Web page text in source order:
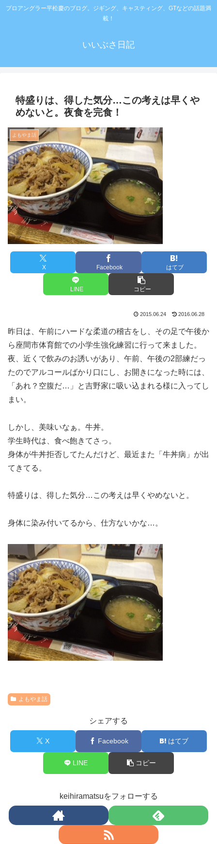
プロアングラー平松慶のブログ。ジギング、キャスティング、GTなどの話題満
載！
いいぶさ日記
特盛りは、得した気分…この考えは早くや
めないと。夜食を完食！
よもやま話
X Facebook はてブ
LINE コピー
2015.06.24 2016.06.28
昨日は、午前にハードな柔道の稽古をし、その足で午後か
ら座間市体育館での小学生強化練習に行って来ました。
夜、近くで飲みのお誘いがあり、午前、午後の2部練だっ
たのでアルコールばかり口にし、お開きになった時には、
「あれ？空腹だ…」と吉野家に吸い込まれる様に入ってし
まい。
しかし、美味いなぁ。牛丼。
学生時代は、食べ飽きてさっ。
身体が牛丼拒否してたんだけど、最近また「牛丼病」が出
てきてる。
特盛りは、得した気分…この考えは早くやめないと。
身体に染み付いてるから、仕方ないかな…。
よもやま話
シェアする
X Facebook はてブ
LINE コピー
keihiramatsuをフォローする